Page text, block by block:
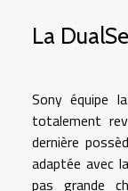
La
Sony équipe
totalement
dernière
adaptée avec
pas grande